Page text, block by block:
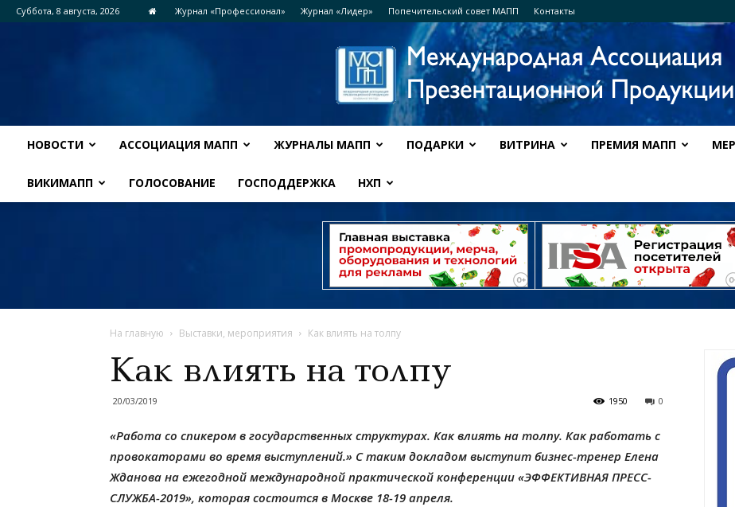
Суббота, 8 августа, 2026 Журнал «Профессионал» Журнал «Лидер» Попечительский совет МАПП Контакты
НОВОСТИ АССОЦИАЦИЯ МАПП ЖУРНАЛЫ МАПП ПОДАРКИ ВИТРИНА ПРЕМИЯ МАПП
ВИКИМАПП ГОЛОСОВАНИЕ ГОСПОДДЕРЖКА НХП
На главную Выставки, мероприятия Как влиять на толпу
Как влиять на толпу
20/03/2019 0
1950
«Работа со спикером в государственных структурах. Как влиять на толпу. Как работать с
провокаторами во время выступлений.» С таким докладом выступит бизнес-тренер Елена
Жданова на ежегодной международной практической конференции «ЭФФЕКТИВНАЯ ПРЕСС-
СЛУЖБА-2019», которая состоится в Москве 18-19 апреля.